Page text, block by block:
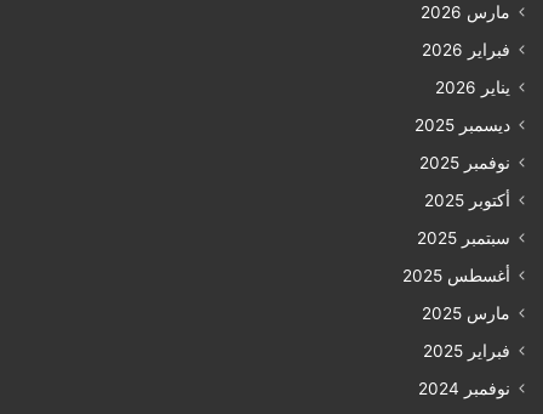
مارس 2026
فبراير 2026
يناير 2026
ديسمبر 2025
نوفمبر 2025
أكتوبر 2025
سبتمبر 2025
أغسطس 2025
مارس 2025
فبراير 2025
نوفمبر 2024